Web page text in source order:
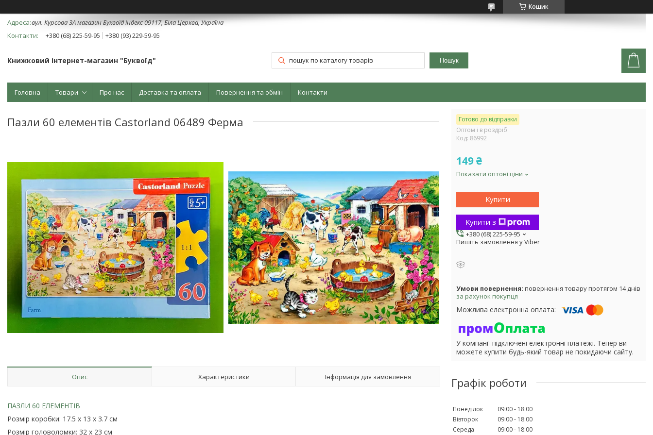
Кошик
вул. Курсова 3А магазин Буквоїд індекс 09117, Біла Церква, Україна
+380 (68) 225-59-95
+380 (93) 229-59-95
Книжковий інтернет-магазин "Буквоїд" Пошук
Головна Товари Про нас Доставка та оплата Повернення та обмін Контакти
Пазли 60 елементів Castorland 06489 Ферма
Опис Характеристики Інформація для замовлення
ПАЗЛИ 60 ЕЛЕМЕНТІВ
Розмір коробки: 17.5 x 13 x 3.7 см
Розмір головоломки: 32 x 23 см
Готово до відправки
Оптом і в роздріб
Код: 86992
149 ₴
Показати оптові ціни
Купити
Купити з
+380 (68) 225-59-95
Пишіть замовлення у Viber
повернення товару протягом 14 днів
за рахунок покупця
У компанії підключені електронні платежі. Тепер ви
можете купити будь-який товар не покидаючи сайту.
Графік роботи
Понеділок 09:00
18:00
Вівторок
09:00
18:00
Середа
09:00 18:00